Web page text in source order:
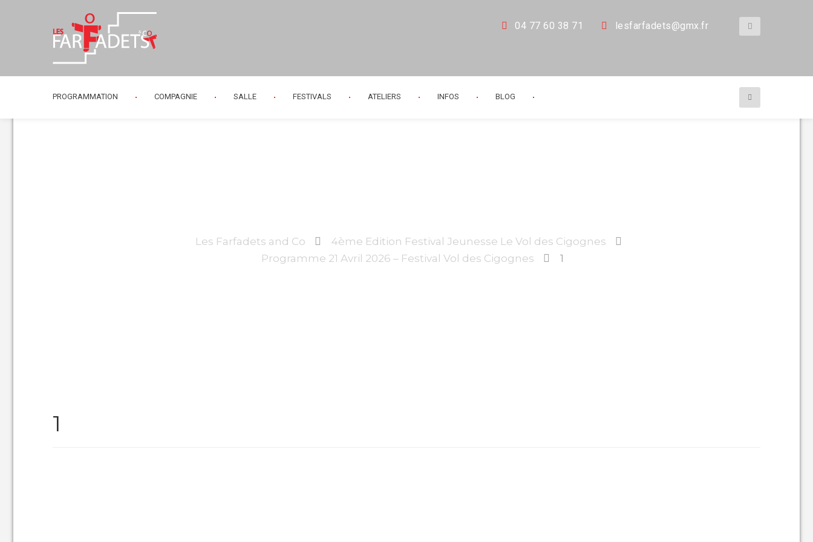
04 77 60 38 71 lesfarfadets@gmx.fr
PROGRAMMATION COMPAGNIE SALLE FESTIVALS ATELIERS INFOS BLOG
Les Farfadets and Co
4ème Edition Festival Jeunesse Le Vol des Cigognes
Programme 21 Avril 2026 – Festival Vol des Cigognes
1
1